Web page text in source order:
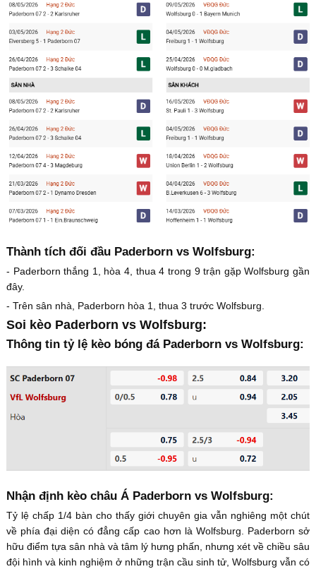
Thành tích đối đầu Paderborn vs Wolfsburg:
- Paderborn thắng 1, hòa 4, thua 4 trong 9 trận gặp Wolfsburg gần
đây.
- Trên sân nhà, Paderborn hòa 1, thua 3 trước Wolfsburg.
Soi kèo Paderborn vs Wolfsburg:
Thông tin tỷ lệ kèo bóng đá Paderborn vs Wolfsburg:
Nhận định kèo châu Á Paderborn vs Wolfsburg:
Tỷ lệ chấp 1/4 bàn cho thấy giới chuyên gia vẫn nghiêng một chút
về phía đại diện có đẳng cấp cao hơn là Wolfsburg. Paderborn sở
hữu điểm tựa sân nhà và tâm lý hưng phấn, nhưng xét về chiều sâu
đội hình và kinh nghiệm ở những trận cầu sinh tử, Wolfsburg vẫn có